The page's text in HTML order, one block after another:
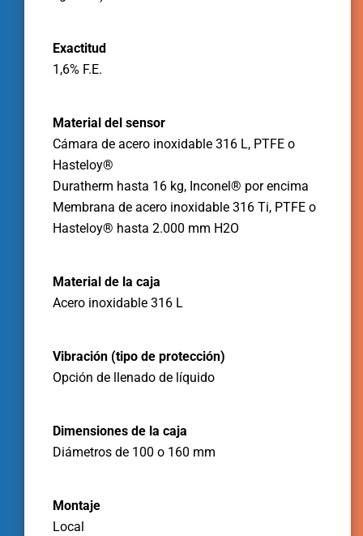
Exactitud
1,6% F.E.
Material del sensor
Cámara de acero inoxidable 316 L, PTFE o
Hasteloy®
Duratherm hasta 16 kg, Inconel® por encima
Membrana de acero inoxidable 316 Ti, PTFE o
Hasteloy® hasta 2.000 mm H2O
Material de la caja
Acero inoxidable 316 L
Vibración (tipo de protección)
Opción de llenado de líquido
Dimensiones de la caja
Diámetros de 100 o 160 mm
Montaje
Local